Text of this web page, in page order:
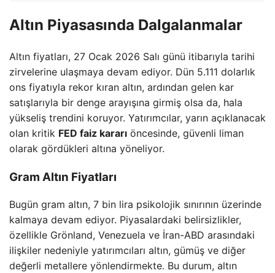
Altın Piyasasında Dalgalanmalar
Altın fiyatları, 27 Ocak 2026 Salı günü itibarıyla tarihi
zirvelerine ulaşmaya devam ediyor. Dün 5.111 dolarlık
ons fiyatıyla rekor kıran altın, ardından gelen kar
satışlarıyla bir denge arayışına girmiş olsa da, hala
yükseliş trendini koruyor. Yatırımcılar, yarın açıklanacak
olan kritik FED faiz kararı öncesinde, güvenli liman
olarak gördükleri altına yöneliyor.
Gram Altın Fiyatları
Bugün gram altın, 7 bin lira psikolojik sınırının üzerinde
kalmaya devam ediyor. Piyasalardaki belirsizlikler,
özellikle Grönland, Venezuela ve İran-ABD arasındaki
ilişkiler nedeniyle yatırımcıları altın, gümüş ve diğer
değerli metallere yönlendirmekte. Bu durum, altın